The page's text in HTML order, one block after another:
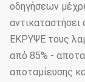
οδηγήσεων
ΈΚΡΥΨΕ τους
από 85% -
αποταμίευσης